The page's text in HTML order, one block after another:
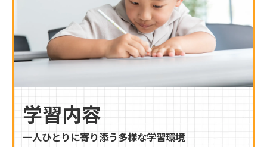
学習内容
一人ひとりに寄り添う多様な学習環境